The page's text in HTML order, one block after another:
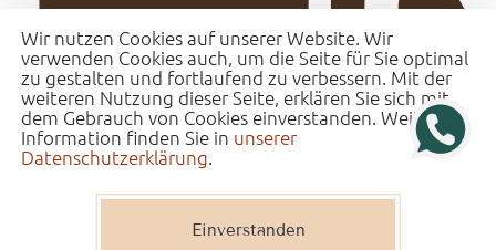
Wir nutzen Cookies auf unserer Website. Wir
verwenden Cookies auch, um die Seite für Sie optimal
zu gestalten und fortlaufend zu verbessern. Mit der
weiteren Nutzung dieser Seite, erklären Sie sich mit
dem Gebrauch von Cookies einverstanden. Weitere
Information finden Sie in unserer
Datenschutzerklärung.
Einverstanden